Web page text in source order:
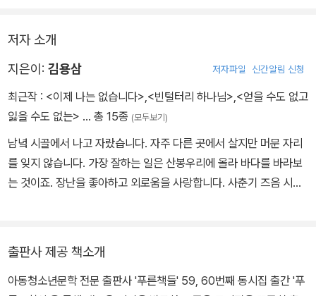
하나둘 생겨났습니다
오늘 점심시간
나도 목련나무 아래로 갔습니다
나의 꿈을 위해
정성스레 쌓아 올렸습니다
삼 층 돌탑이
저자 소개
지은이: 김용삼 저자파일 신간알림 신청
최근작 : <이제 나는 없습니다>,<빈털터리 하나님>,<얻을 수도 없고
잃을 수도 없는> … 총 15종 (모두보기)
남녘 시골에서 나고 자랐습니다. 자주 다른 곳에서 살지만 머문 자리
를 잊지 않습니다. 가장 잘하는 일은 산봉우리에 올라 바다를 바라보
는 것이죠. 장난을 좋아하고 외로움을 사랑합니다. 사춘기 즈음 시를
수마음공부를 하면서 기쁨으로 목회를 하고 있습니다. 지은 책으로는
신앙집 《신앙의 도리 18가지》, 《소하고 순한 믿음에 관하여》, 《빈털
출판사 제공 책소개
아동청소년문학 전문 출판사 '푸른책들' 59, 60번째 동시집 출간 '푸